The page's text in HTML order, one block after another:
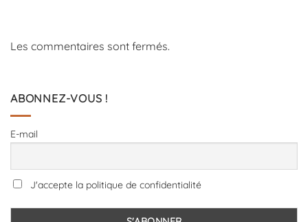
Les commentaires sont fermés.
ABONNEZ-VOUS !
E-mail
J'accepte la politique de confidentialité